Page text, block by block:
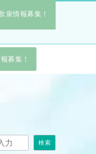
募集！
泉情報募集！
検索